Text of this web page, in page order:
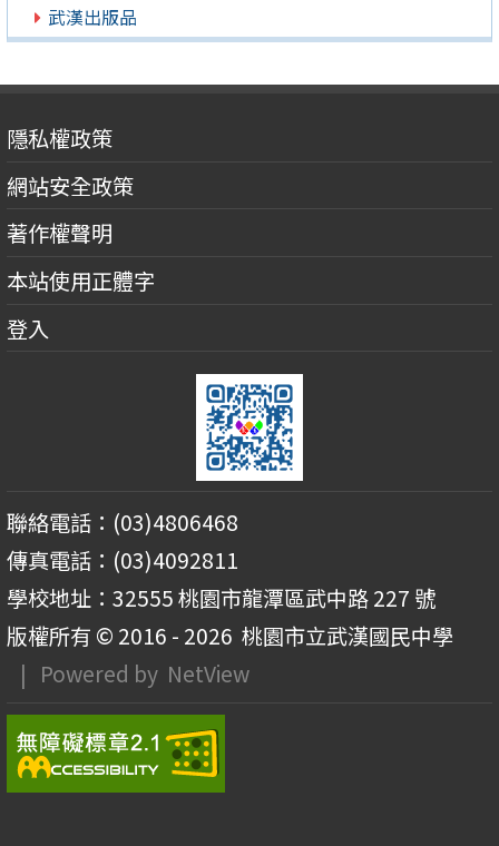
武漢出版品
隱私權政策
網站安全政策
著作權聲明
本站使用正體字
登入
聯絡電話：(03)4806468
傳真電話：(03)4092811
學校地址：32555 桃園市龍潭區武中路 227 號
版權所有 © 2016 - 2026 桃園市立武漢國民中學
| Powered by NetView